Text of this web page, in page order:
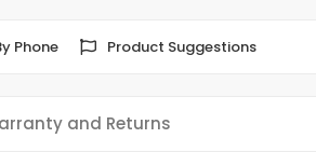
Phone Product Suggestions
and Returns